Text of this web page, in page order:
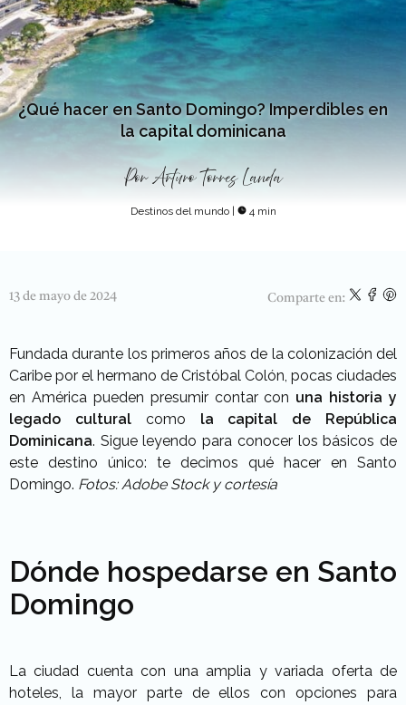
¿Qué hacer en Santo Domingo? Imperdibles en
la capital dominicana
Por Arturo Torres Landa
Destinos del mundo 4 min
13 de mayo de 2024 Comparte en:
Fundada durante los primeros años de la colonización del
Caribe por el hermano de Cristóbal Colón, pocas ciudades
en América pueden presumir contar con una historia y
legado culturalcomo la capital de República
Dominicana. Sigue leyendo para conocer los básicos de
este destino único: te decimos qué hacer en Santo
Domingo. Fotos: Adobe Stock y cortesía
Dónde hospedarse en Santo
Domingo
La ciudad cuenta con una amplia y variada oferta de
hoteles, la mayor parte de ellos con opciones para